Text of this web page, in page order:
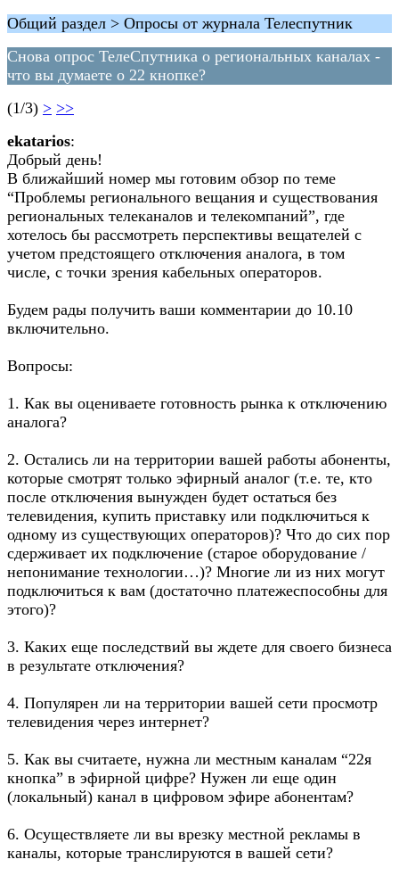
Общий раздел > Опросы от журнала Телеспутник
Снова опрос ТелеСпутника о региональных каналах -
что вы думаете о 22 кнопке?
(1/3) > >>
ekatarios:
Добрый день!
В ближайший номер мы готовим обзор по теме
“Проблемы регионального вещания и существования
региональных телеканалов и телекомпаний”, где
хотелось бы рассмотреть перспективы вещателей с
учетом предстоящего отключения аналога, в том
числе, с точки зрения кабельных операторов.
Будем рады получить ваши комментарии до 10.10
включительно.
Вопросы:
1. Как вы оцениваете готовность рынка к отключению
аналога?
2. Остались ли на территории вашей работы абоненты,
которые смотрят только эфирный аналог (т.е. те, кто
после отключения вынужден будет остаться без
телевидения, купить приставку или подключиться к
одному из существующих операторов)? Что до сих пор
сдерживает их подключение (старое оборудование /
непонимание технологии…)? Многие ли из них могут
подключиться к вам (достаточно платежеспособны для
этого)?
3. Каких еще последствий вы ждете для своего бизнеса
в результате отключения?
4. Популярен ли на территории вашей сети просмотр
телевидения через интернет?
5. Как вы считаете, нужна ли местным каналам “22я
кнопка” в эфирной цифре? Нужен ли еще один
(локальный) канал в цифровом эфире абонентам?
6. Осуществляете ли вы врезку местной рекламы в
каналы, которые транслируются в вашей сети?